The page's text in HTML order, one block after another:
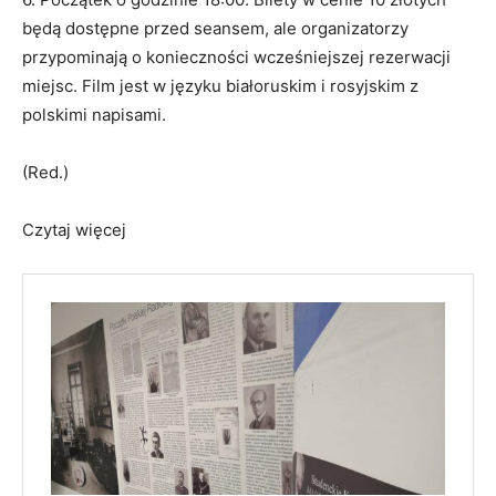
będą dostępne przed seansem, ale organizatorzy
przypominają o konieczności wcześniejszej rezerwacji
miejsc. Film jest w języku białoruskim i rosyjskim z
polskimi napisami.
(Red.)
Czytaj więcej